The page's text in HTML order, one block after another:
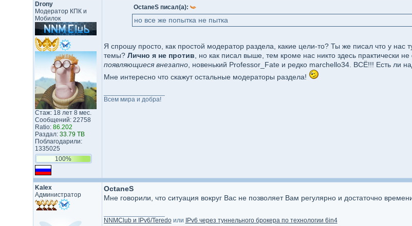
Drony
Модератор КПК и
Мобилок
Стаж: 18 лет 8 мес.
Сообщений: 22758
Ratio: 86.202
Раздал: 33.79 TB
Поблагодарили:
1335025
100%
OctaneS писал(а):
но все же попытка не пытка
Я спрошу просто, как простой модератор раздела, какие цели-то? Ты же писал что у нас
темы? Лично я не против , но как писал выше, тем кроме нас никто здесь практически
появляющиеся внезапно, новенький Professor_Fate и редко marchello34. ВСЁ!!! Есть ли
Мне интересно что скажут остальные модераторы раздела!
Всем мира и добра!
Kalex
Администратор
OctaneS
Мне говорили, что ситуация вокруг Вас не позволяет Вам регулярно и достаточно
NNMClub и IPv6/Teredoили IPv6 через туннельного брокера по технологии 6in4